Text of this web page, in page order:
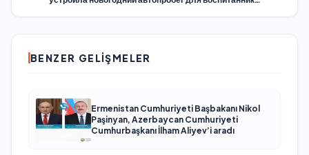
BENZER GELIŞMELER
Ermenistan Cumhuriyeti Başbakanı Nikol
Paşinyan, Azerbaycan Cumhuriyeti
Cumhurbaşkanı İlham Aliyev’i aradı